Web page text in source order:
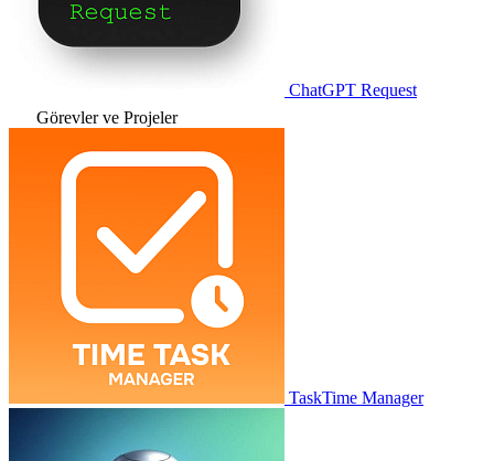
ChatGPT Request
Görevler ve Projeler
TaskTime Manager